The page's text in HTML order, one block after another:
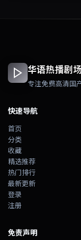
华语热播剧
专注免费高清国
快速导航
首页
分类
收藏
精选推荐
热门排行
最新更新
登录
注册
免责声明